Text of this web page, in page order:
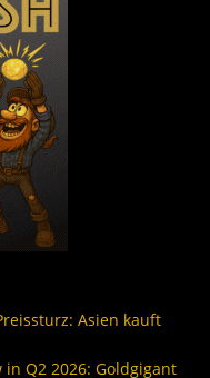
Asien kauft
Q2 2026: Goldgigant